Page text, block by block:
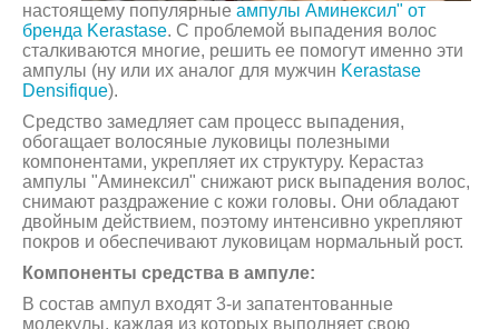
настоящему популярные ампулы Аминексил" от
бренда Kerastase. С проблемой выпадения волос
сталкиваются многие, решить ее помогут именно эти
ампулы (ну или их аналог для мужчин Kerastase
Densifique).
Средство замедляет сам процесс выпадения,
обогащает волосяные луковицы полезными
компонентами, укрепляет их структуру. Керастаз
ампулы "Аминексил" снижают риск выпадения волос,
снимают раздражение с кожи головы. Они обладают
двойным действием, поэтому интенсивно укрепляют
покров и обеспечивают луковицам нормальный рост.
Компоненты средства в ампуле:
В состав ампул входят 3-и запатентованные
молекулы, каждая из которых выполняет свою